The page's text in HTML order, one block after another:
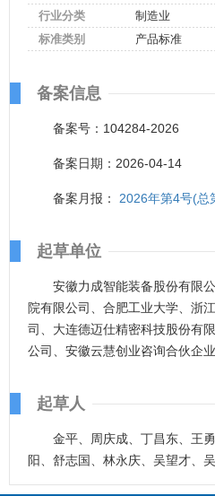
行业分类
制造业
标准类别
产品标准
备案信息
备案号：104284-2026
备案日期：2026-04-14
备案月报： 2026年第4号(总
起草单位
安徽力成智能装备股份有限
院有限公司、合肥工业大学、浙
司、大连德迈仕精密科技股份有
公司、安徽云慧创业咨询合伙企业
起草人
金平、周庆成、丁昌东、王
阳、舒志国、林永庆、吴望才、